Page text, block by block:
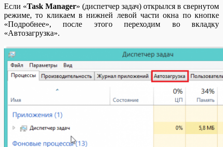
Если «Task Manager» (диспетчер задач) открылся в свернутом
режиме, то кликаем в нижней левой части окна по кнопке
«Подробнее», после этого переходим во вкладку
«Автозагрузка».